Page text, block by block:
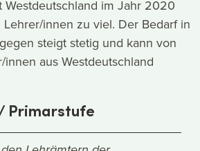
Westdeutschland im Jahr 2020
innen zu viel. Der Bedarf in
steigt stetig und kann von
aus Westdeutschland
Primarstufe